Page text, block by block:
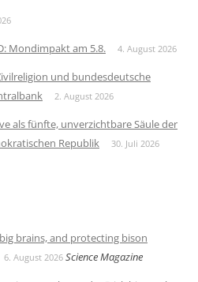
Mondimpakt am 5.8. 4. August 2026
und bundesdeutsche
2. August 2026
als fünfte, unverzichtbare Säule der
Republik
30. Juli 2026
brains, and protecting bison
6. August 2026 Science Magazine